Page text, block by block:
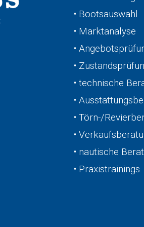
• Bootsauswahl
• Marktanalyse
•
•
• technische
•
• Törn-/
•
• nautische
• Praxistrainings